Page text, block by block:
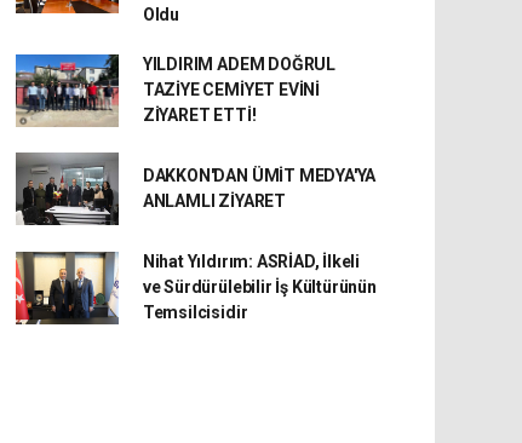
Oldu
YILDIRIM ADEM DOĞRUL
TAZİYE CEMİYET EVİNİ
ZİYARET ETTİ!
DAKKON'DAN ÜMİT MEDYA'YA
ANLAMLI ZİYARET
Nihat Yıldırım: ASRİAD, İlkeli
ve Sürdürülebilir İş Kültürünün
Temsilcisidir